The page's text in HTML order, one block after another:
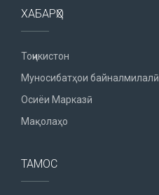
ХАБАРҲО
Тоҷикистон
Муносибатҳои байналмилалӣ
Осиёи Марказӣ
Мақолаҳо
ТАМОС